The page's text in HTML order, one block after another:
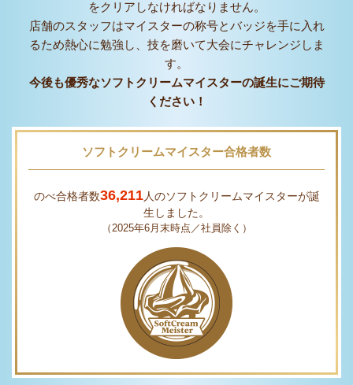
をクリアしなければなりません。
店舗のスタッフはマイスターの称号とバッジを手に入れ
るため熱心に勉強し、技を磨いて大会にチャレンジしま
す。
今後も優秀なソフトクリームマイスターの誕生にご期待
ください！
ソフトクリームマイスター合格者数
のべ合格者数36,211人のソフトクリームマイスターが誕
生しました。
（2025年6月末時点／社員除く）